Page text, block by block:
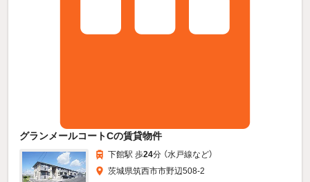
グランメールコートCの賃貸物件
下館駅 歩24分 （水戸線など）
茨城県筑西市市野辺508-2